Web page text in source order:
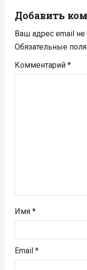
и
я
п
о
я
м
Добавить
Ваш адрес email не
Обязательные
Комментарий *
Имя *
Email *